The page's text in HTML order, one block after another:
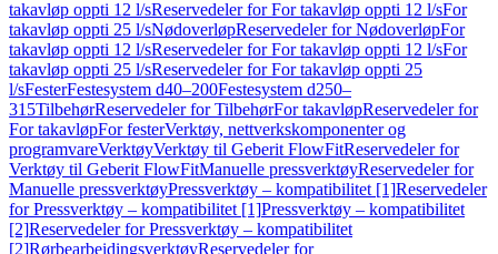
takavløp oppti 12 l/sReservedeler for For takavløp oppti 12 l/sFor
takavløp oppti 25 l/sNødoverløpReservedeler for NødoverløpFor
takavløp oppti 12 l/sReservedeler for For takavløp oppti 12 l/sFor
takavløp oppti 25 l/sReservedeler for For takavløp oppti 25
l/sFesterFestesystem d40–200Festesystem d250–
315TilbehørReservedeler for TilbehørFor takavløpReservedeler for
For takavløpFor festerVerktøy, nettverkskomponenter og
programvareVerktøyVerktøy til Geberit FlowFitReservedeler for
Verktøy til Geberit FlowFitManuelle pressverktøyReservedeler for
Manuelle pressverktøyPressverktøy – kompatibilitet [1]Reservedeler
for Pressverktøy – kompatibilitet [1]Pressverktøy – kompatibilitet
[2]Reservedeler for Pressverktøy – kompatibilitet
[2]RørbearbeidingsverktøyReservedeler for